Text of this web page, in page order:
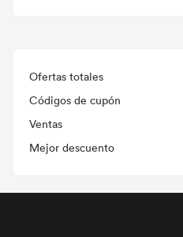
Ofertas totales
Códigos de cupón
Ventas
Mejor descuento